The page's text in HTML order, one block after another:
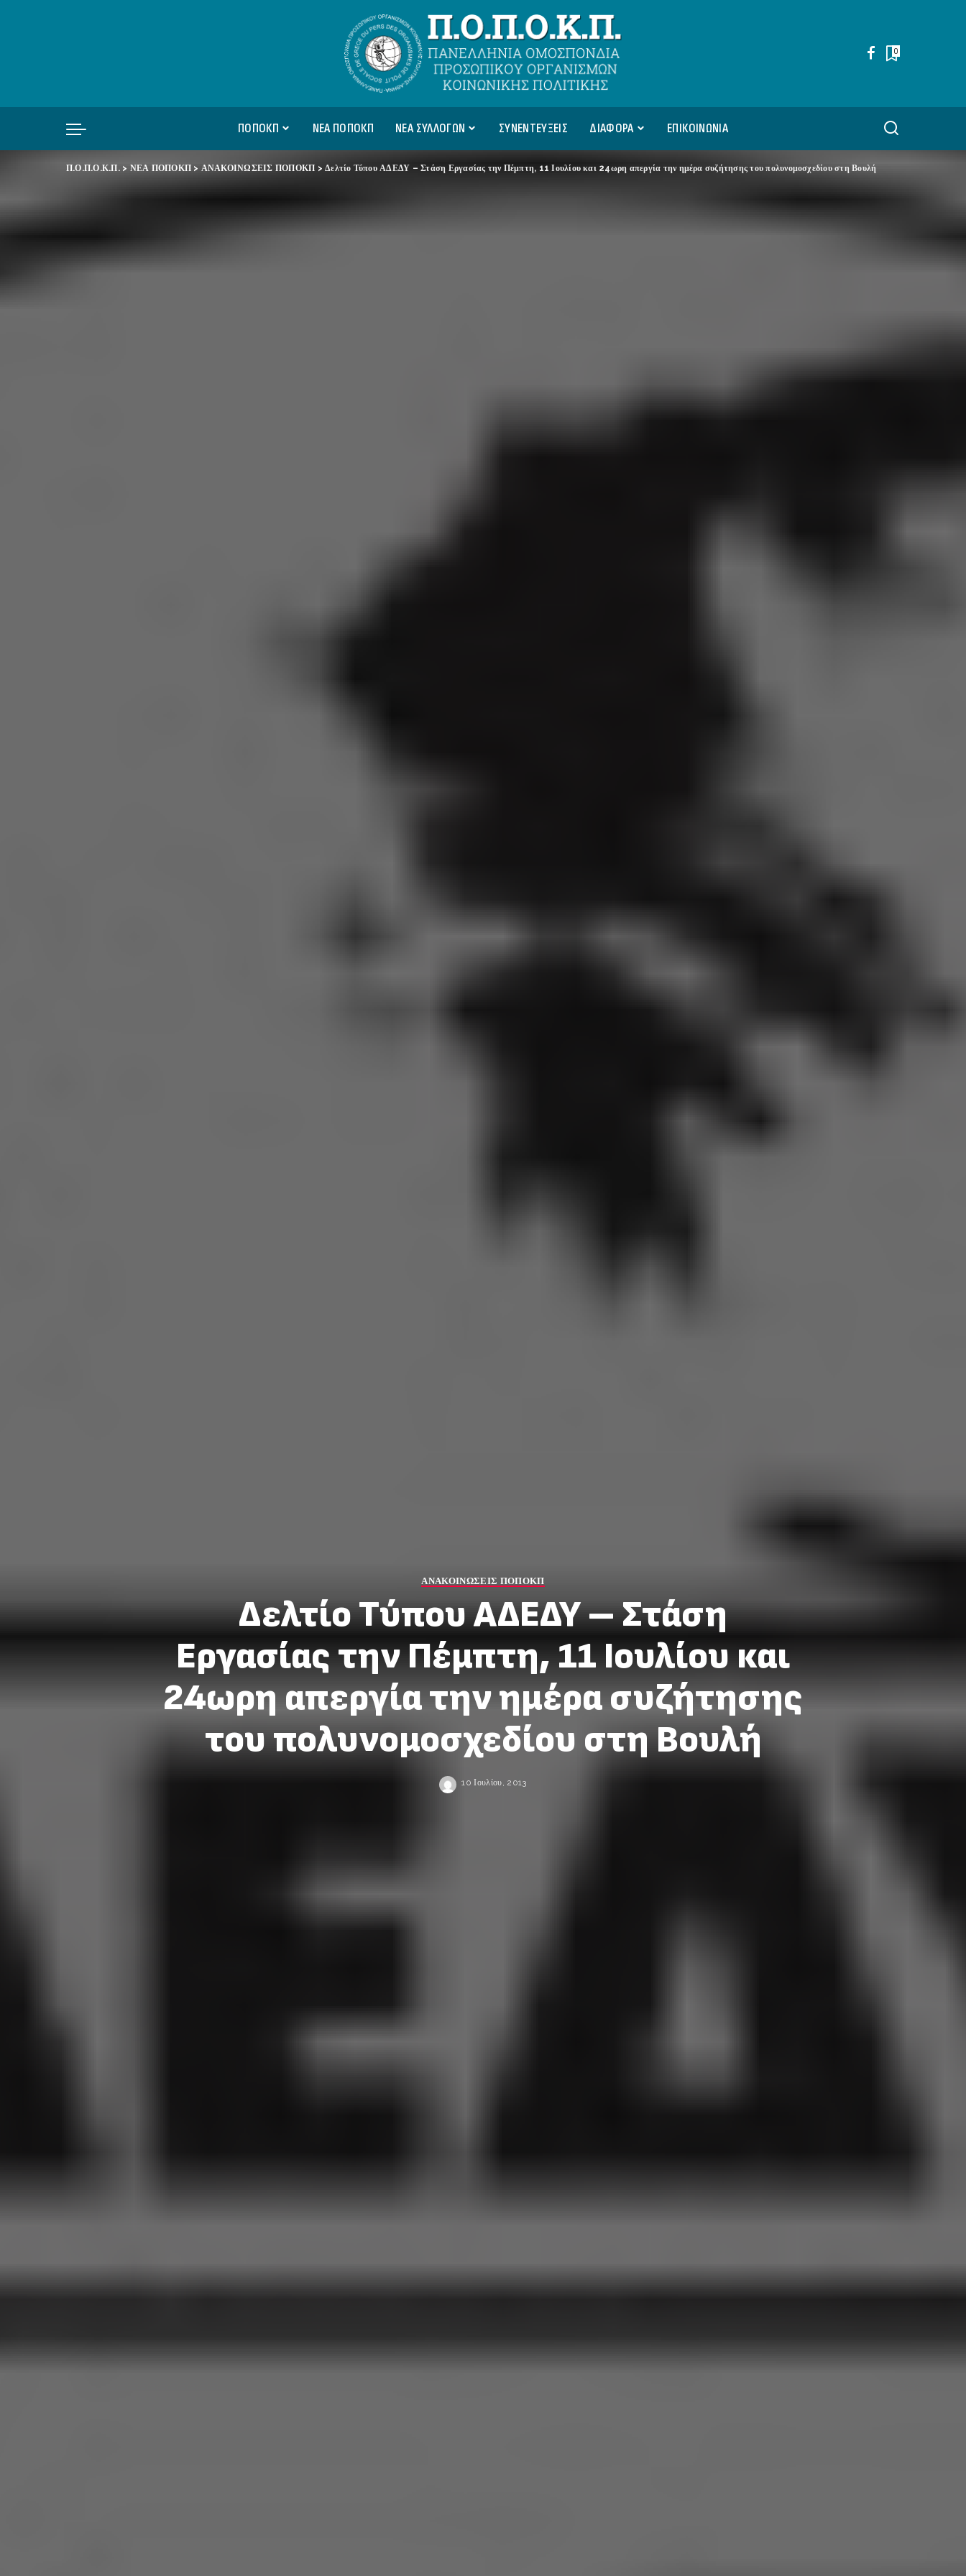
0
ΠΟΠΟΚΠ ΝΕΑ ΠΟΠΟΚΠ ΝΕΑ ΣΥΛΛΟΓΩΝ ΣΥΝΕΝΤΕΥΞΕΙΣ ΔΙΑΦΟΡΑ ΕΠΙΚΟΙΝΩΝΊΑ
Π.Ο.Π.Ο.Κ.Π.> ΝΕΑ ΠΟΠΟΚΠ > ΑΝΑΚΟΙΝΩΣΕΙΣ ΠΟΠΟΚΠ >Δελτίο Τύπου ΑΔΕΔΥ – Στάση Εργασίας την Πέμπτη, 11 Ιουλίου και 24ωρη απεργία την ημέρα συζήτησης του πολυνομοσχεδίου στη Βουλή
ΑΝΑΚΟΙΝΩΣΕΙΣ ΠΟΠΟΚΠ
Δελτίο Τύπου ΑΔΕΔΥ – Στάση
Εργασίας την Πέμπτη, 11 Ιουλίου και
24ωρη απεργία την ημέρα συζήτησης
του πολυνομοσχεδίου στη Βουλή
10 Ιουλίου, 2013